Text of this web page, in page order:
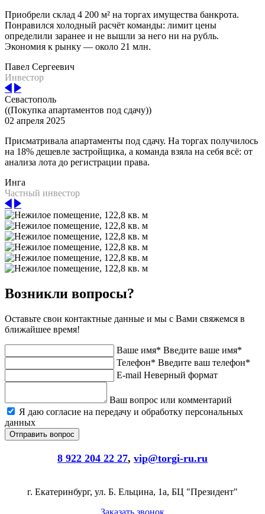
Приобрели склад 4 200 м² на торгах имущества банкрота.
Понравился холодный расчёт команды: лимит цены
определили заранее и не вышли за него ни на рубль.
Экономия к рынку — около 21 млн.
Павел Сергеевич
Инвестор
Севастополь
((Покупка апартаментов под сдачу))
02 апреля 2025
Присматривала апартаменты под сдачу. На торгах получилось
на 18% дешевле застройщика, а команда взяла на себя всё: от
анализа лота до регистрации права.
Инга
Частный инвестор
Возникли вопросы?
Оставьте свои контактные данные и мы с Вами свяжемся в
ближайшее время!
Ваше имя* Введите ваше имя*
Телефон* Введите ваш телефон*
E-mail Неверный формат
Ваш вопрос или комментарий
Я даю согласие на передачу и обработку персональных
данных
8 922 204 22 27, vip@torgi-ru.ru
г. Екатеринбург, ул. Б. Ельцина, 1а, БЦ "Президент"
Заказать звонок